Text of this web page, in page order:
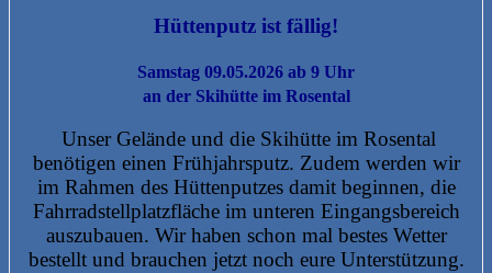
Hüttenputz ist fällig!
Samstag 09.05.2026 ab 9 Uhr
an der Skihütte im Rosental
Unser Gelände und die Skihütte im Rosental
benötigen einen Frühjahrsputz. Zudem werden wir
im Rahmen des Hüttenputzes damit beginnen, die
Fahrradstellplatzfläche im unteren Eingangsbereich
auszubauen. Wir haben schon mal bestes Wetter
bestellt und brauchen jetzt noch eure Unterstützung.